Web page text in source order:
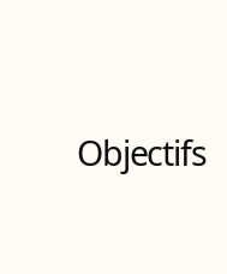
Objectifs